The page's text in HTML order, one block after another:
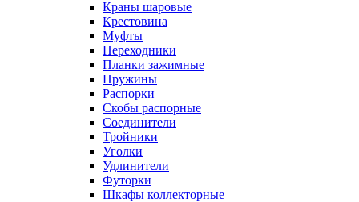
Краны шаровые
Крестовина
Муфты
Переходники
Планки зажимные
Пружины
Распорки
Скобы распорные
Соединители
Тройники
Уголки
Удлинители
Футорки
Шкафы коллекторные